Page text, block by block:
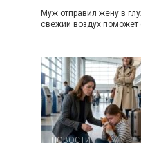
Муж отправил жену в
свежий воздух поможет
НОВОСТИ